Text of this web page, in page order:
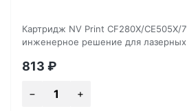
Картридж NV Print CF280X/CE505X/
инженерное решение для
813 ₽